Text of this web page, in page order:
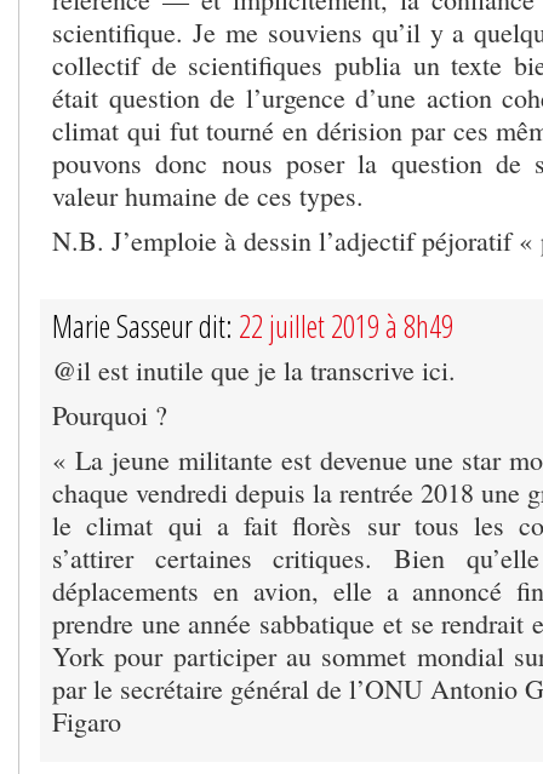
scientifique. Je me souviens qu’il y a
collectif de scientifiques publia un texte
était question de l’urgence d’une action
climat qui fut tourné en dérision par ces
pouvons donc nous poser la question de
valeur humaine de ces types.
N.B. J’emploie à dessin l’adjectif péjoratif
Marie Sasseur dit: 22 juillet 2019 à 8h49
@il est inutile que je la transcrive ici.
Pourquoi ?
« La jeune militante est devenue une star
chaque vendredi depuis la rentrée 2018 une
le climat qui a fait florès sur tous les
s’attirer certaines critiques. Bien
déplacements en avion, elle a annoncé
prendre une année sabbatique et se rendrait
York pour participer au sommet mondial
par le secrétaire général de l’ONU Antonio
Figaro